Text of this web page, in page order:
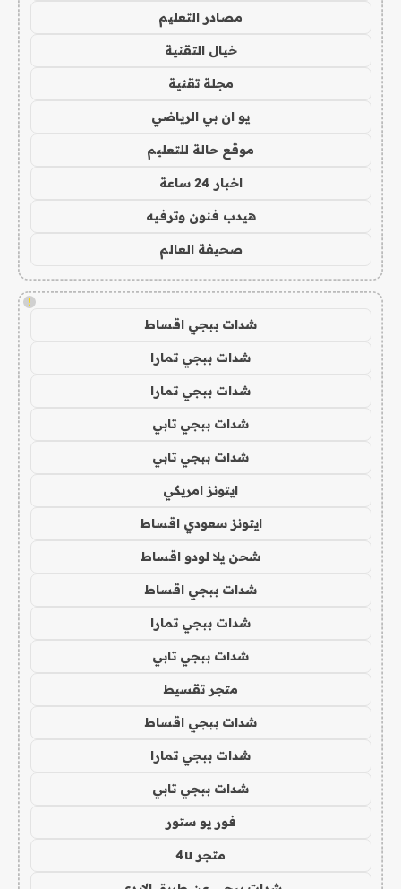
مصادر التعليم
خيال التقنية
مجلة تقنية
يو ان بي الرياضي
موقع حالة للتعليم
اخبار 24 ساعة
هيدب فنون وترفيه
صحيفة العالم
!
شدات ببجي اقساط
شدات ببجي تمارا
شدات ببجي تمارا
شدات ببجي تابي
شدات ببجي تابي
ايتونز امريكي
ايتونز سعودي اقساط
شحن يلا لودو اقساط
شدات ببجي اقساط
شدات ببجي تمارا
شدات ببجي تابي
متجر تقسيط
شدات ببجي اقساط
شدات ببجي تمارا
شدات ببجي تابي
فور يو ستور
متجر 4u